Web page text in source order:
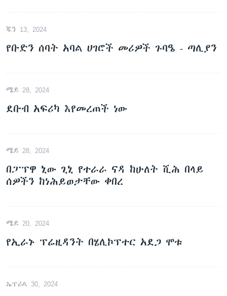
ጁን 13, 2024
የቡድን ሰባት አባል ሀገሮች መሪዎች ጉባዔ - ጣሊያን
ሜይ 28, 2024
ደቡብ አፍሪካ እየመረጠች ነው
ሜይ 28, 2024
በፓፕዋ ኒው ጊኒ የተራራ ናዳ ከሁለት ሺሕ በላይ
ሰዎችን ከነሕይወታቸው ቀበረ
ሜይ 20, 2024
የኢራኑ ፕሬዚዳንት በሄሊኮፕተር አደጋ ሞቱ
ኤፕሪል 30, 2024